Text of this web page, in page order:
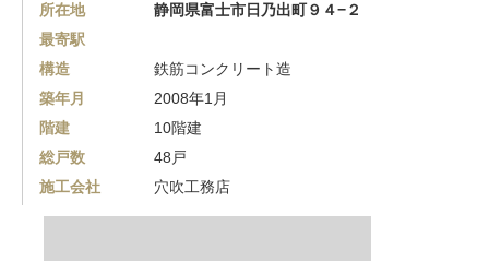
所在地
静岡県富士市日乃出町９４−２
最寄駅
構造
鉄筋コンクリート造
築年月
2008年1月
階建
10階建
総戸数
48戸
施工会社
穴吹工務店